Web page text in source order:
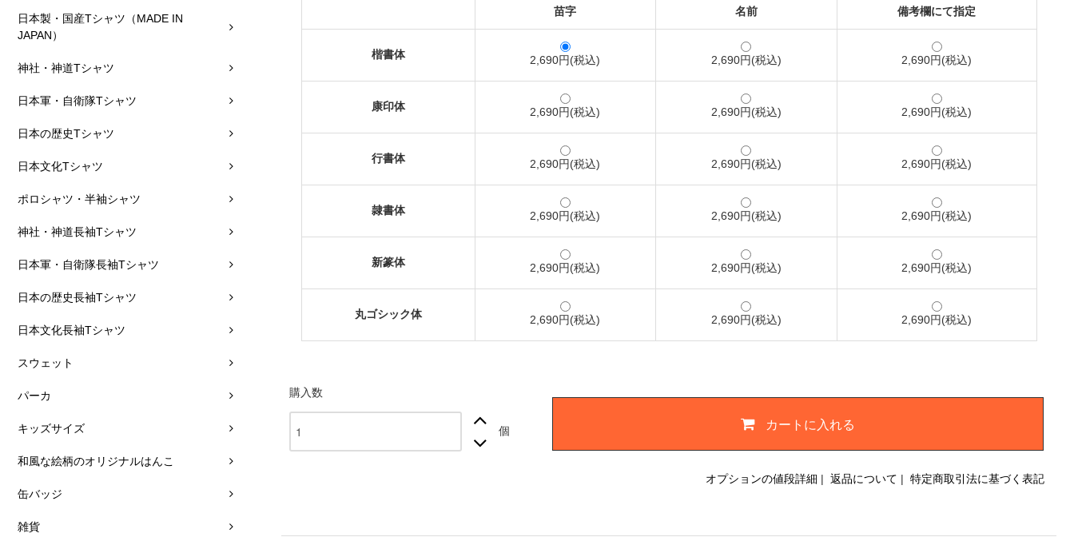
日本製・国産Tシャツ（MADE IN
JAPAN）
神社・神道Tシャツ
日本軍・自衛隊Tシャツ
日本の歴史Tシャツ
日本文化Tシャツ
ポロシャツ・半袖シャツ
神社・神道長袖Tシャツ
日本軍・自衛隊長袖Tシャツ
日本の歴史長袖Tシャツ
日本文化長袖Tシャツ
スウェット
パーカ
キッズサイズ
和風な絵柄のオリジナルはんこ
缶バッジ
雑貨
苗字 名前 備考欄にて指定
楷書体 2,690円(税込) 2,690円(税込) 2,690円(税込)
康印体 2,690円(税込) 2,690円(税込) 2,690円(税込)
行書体 2,690円(税込) 2,690円(税込) 2,690円(税込)
隷書体 2,690円(税込) 2,690円(税込) 2,690円(税込)
新篆体 2,690円(税込) 2,690円(税込) 2,690円(税込)
丸ゴシック体 2,690円(税込) 2,690円(税込) 2,690円(税込)
購入数
個 カートに入れる
オプションの値段詳細 | 返品について | 特定商取引法に基づく表記